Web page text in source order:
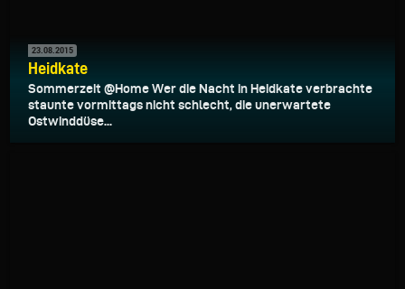
23.08.2015
Heidkate
Sommerzeit @Home Wer die Nacht in Heidkate verbrachte
staunte vormittags nicht schlecht, die unerwartete
Ostwinddüse...